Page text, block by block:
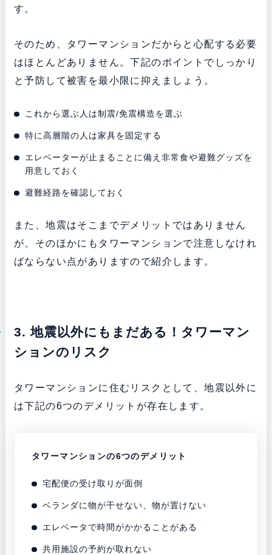
す。
そのため、タワーマンションだからと心配する必要
はほとんどありません。下記のポイントでしっかり
と予防して被害を最小限に抑えましょう。
これから選ぶ人は制震/免震構造を選ぶ
特に高層階の人は家具を固定する
エレベーターが止まることに備え非常食や避難グッズを
用意しておく
避難経路を確認しておく
また、地震はそこまでデメリットではありません
が、そのほかにもタワーマンションで注意しなけれ
ばならない点がありますので紹介します。
3. 地震以外にもまだある！タワーマン
ションのリスク
タワーマンションに住むリスクとして、地震以外に
は下記の6つのデメリットが存在します。
タワーマンションの6つのデメリット
宅配便の受け取りが面倒
ベランダに物が干せない、物が置けない
エレベータで時間がかかることがある
共用施設の予約が取れない